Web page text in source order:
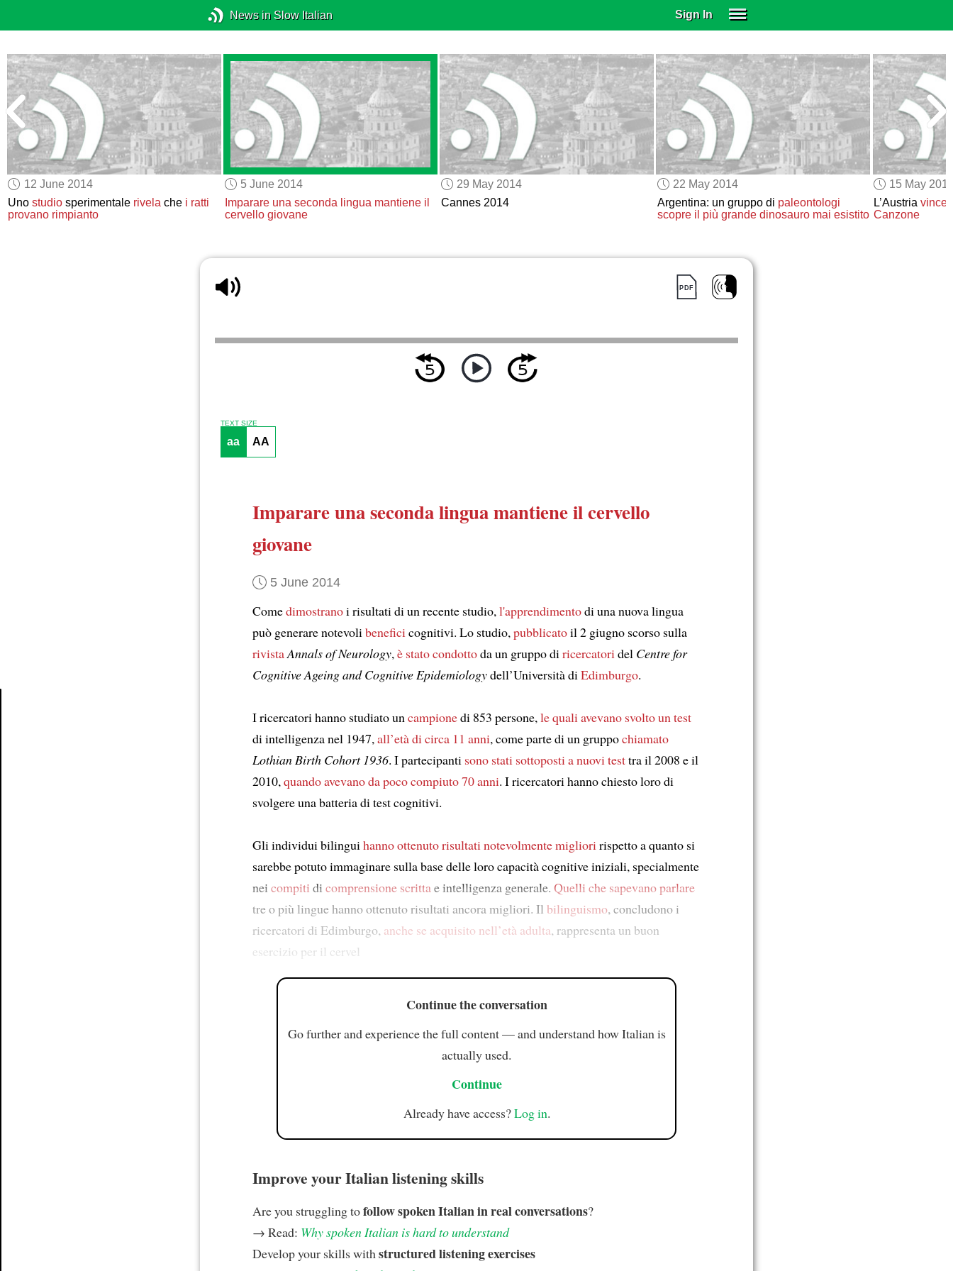
News in Slow Italian Sign In
SUBSCRIBE
EDUCATIONAL LICENSES
GIFT CARDS
OTHER LANGUAGES
ABOUT US
ALEXA
ADJUST COLORS
12 June 2014
Unostudio sperimentale rivela che i ratti
provano rimpianto
5 June 2014
Imparare una seconda lingua mantiene il
cervello giovane
29 May 2014
Cannes 2014
22 May 2014
Argentina: un gruppo di paleontologi
scopre il più grande dinosauro mai esistito
15 May
L’Austriavince
Canzone
TEXT SIZE
aa AA
Imparare una seconda linguamantiene il cervello
giovane
5 June 2014
Comedimostranoi risultati di un recente studio,l'apprendimentodi una nuova lingua
può generare notevolibeneficicognitivi. Lo studio,pubblicatoil 2 giugno scorso sulla
rivistaAnnals of Neurology,è stato condottoda un gruppo diricercatoridel Centre for
Cognitive Ageing and Cognitive Epidemiologydell’Università diEdimburgo.
I ricercatori hanno studiato uncampionedi 853 persone,le quali avevano svolto un test
di intelligenza nel 1947,all’età di circa 11 anni, come parte di un gruppochiamato
Lothian Birth Cohort 1936. I partecipanti sono stati sottoposti a nuovi testtra il 2008 e il
2010,quando avevano da poco compiuto 70 anni. I ricercatori hanno chiesto loro di
svolgere una batteria di test cognitivi.
Gli individui bilinguihanno ottenuto risultati notevolmente miglioririspetto a quanto si
sarebbe potuto immaginare sulla base delle loro capacità cognitive iniziali, specialmente
nei compiti di comprensione scrittae intelligenza generale. Quelli che sapevano parlare
tre o più lingue hanno ottenuto risultati ancora migliori. Il bilinguismo, concludono i
ricercatori di Edimburgo, anche se acquisito nell’età adulta, rappresenta un buon
esercizio per il cervel
Continue the conversation
Go further and experience the full content — and understand how Italian is
actually used.
Continue
Already have access?Log in.
Improve your Italian listening skills
Are you struggling tofollow spoken Italian in real conversations?
→ Read: Why spoken Italian is hard to understand
Develop your skills withstructured listening exercises